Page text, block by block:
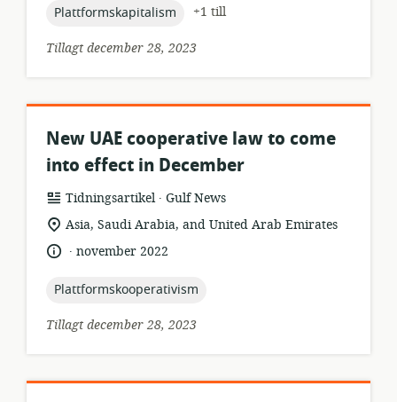
topic:
Plattformskapitalism
+1 till
Tillagt december 28, 2023
New UAE cooperative law to come
into effect in December
resursformat:
Tidningsartikel .
utgivare:
Gulf News
relevant
Asia, Saudi Arabia, and United Arab Emirates
språk:
.
publiceringsdatum:
november 2022
topic:
Plattformskooperativism
Tillagt december 28, 2023